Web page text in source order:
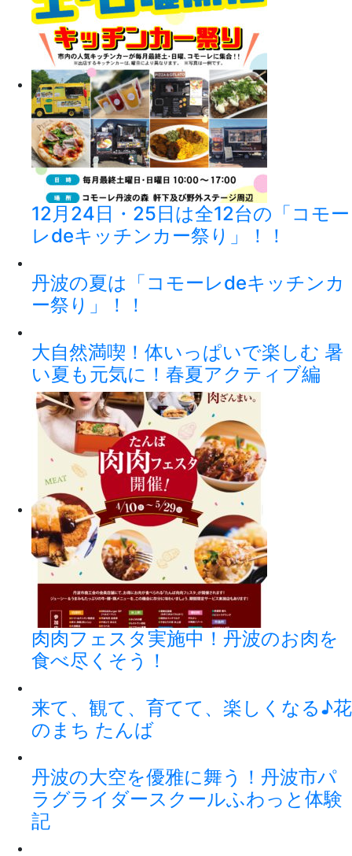
12月24日・25日は全12台の「コモー
レdeキッチンカー祭り」！！
丹波の夏は「コモーレdeキッチンカ
ー祭り」！！
大自然満喫！体いっぱいで楽しむ 暑
い夏も元気に！春夏アクティブ編
肉肉フェスタ実施中！丹波のお肉を
食べ尽くそう！
来て、観て、育てて、楽しくなる♪花
のまち たんば
丹波の大空を優雅に舞う！丹波市パ
ラグライダースクールふわっと体験
記